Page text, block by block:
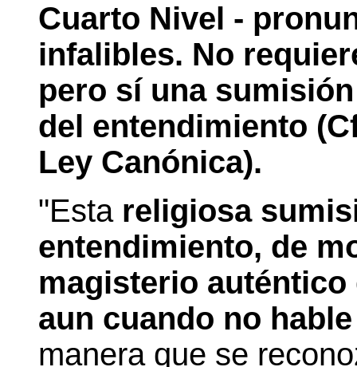
Cuarto Nivel -
infalibles. No
pero sí una
del entendimiento (
Ley Canónica).
"Esta religiosa
entendimiento, de
magisterio
aun cuando no
manera que se